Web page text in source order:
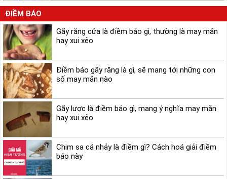
ĐIỀM BÁO
Gãy răng cửa là điềm báo gì, thường là may mắn
hay xui xẻo
Điềm báo gãy răng là gì, sẽ mang tới những con
số may mắn nào
Gãy lược là điềm báo gì, mang ý nghĩa may mắn
hay xui xẻo
Chim sa cá nhảy là điềm gì? Cách hoá giải điềm
báo này